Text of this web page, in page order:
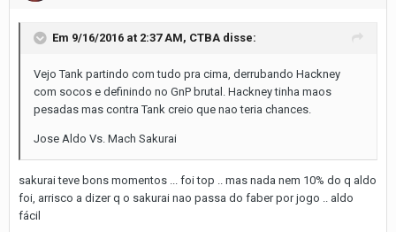
Em 9/16/2016 at 2:37 AM, CTBA disse:
Vejo Tank partindo com tudo pra cima, derrubando Hackney
com socos e definindo no GnP brutal. Hackney tinha maos
pesadas mas contra Tank creio que nao teria chances.
Jose Aldo Vs. Mach Sakurai
sakurai teve bons momentos ... foi top .. mas nada nem 10% do q aldo
foi, arrisco a dizer q o sakurai nao passa do faber por jogo .. aldo
fácil